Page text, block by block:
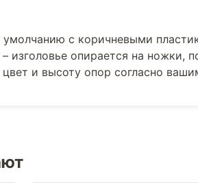
умолчанию с коричневыми
изголовье опирается на ножки,
и высоту опор согласно